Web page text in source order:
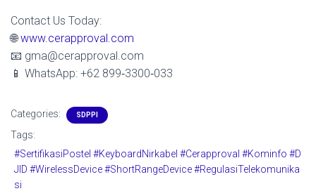
Contact Us Today:
🌐www.cerapproval.com
📧 gma@cerapproval.com
📱 WhatsApp: +62 899‑3300‑033
Categories: SDPPI
Tags:
#SertifikasiPostel #KeyboardNirkabel #Cerapproval #Kominfo #D
JID #WirelessDevice #ShortRangeDevice #RegulasiTelekomunika
si